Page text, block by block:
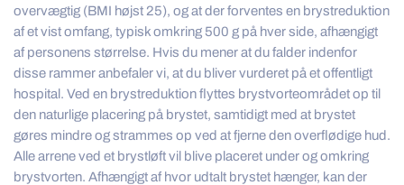
overvægtig (BMI højst 25), og at der forventes en brystreduktion
af et vist omfang, typisk omkring 500 g på hver side, afhængigt
af personens størrelse. Hvis du mener at du falder indenfor
disse rammer anbefaler vi, at du bliver vurderet på et offentligt
hospital. Ved en brystreduktion flyttes brystvorteområdet op til
den naturlige placering på brystet, samtidigt med at brystet
gøres mindre og strammes op ved at fjerne den overflødige hud.
Alle arrene ved et brystløft vil blive placeret under og omkring
brystvorten. Afhængigt af hvor udtalt brystet hænger, kan der